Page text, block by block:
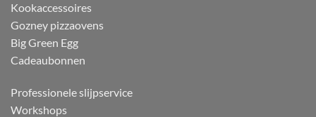
Kookaccessoires
Gozney pizzaovens
Big Green Egg
Cadeaubonnen
Professionele slijpservice
Workshops